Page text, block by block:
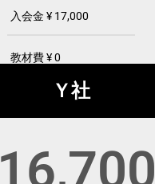
入会金 ¥ 17,000
教材費 ¥ 0
Ｙ社
16,700